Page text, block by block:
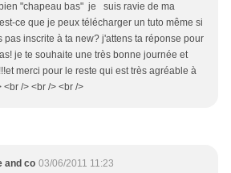
"chapeau bas" je suis ravie de ma
ce que je peux télécharger un tuto même si
pas inscrite à ta new? j'attens ta réponse pour
je te souhaite une très bonne journée et
merci pour le reste qui est très agréable à
<br /> <br /> <br />
and co 03/06/2011 11:23